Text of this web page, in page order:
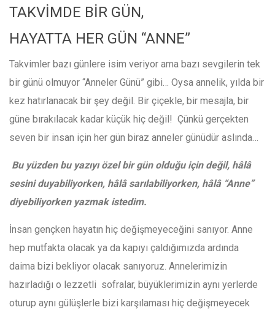
TAKVİMDE BİR GÜN,
HAYATTA HER GÜN “ANNE”
Takvimler bazı günlere isim veriyor ama bazı sevgilerin tek
bir günü olmuyor “Anneler Günü” gibi… Oysa annelik, yılda bir
kez hatırlanacak bir şey değil. Bir çiçekle, bir mesajla, bir
güne bırakılacak kadar küçük hiç değil! Çünkü gerçekten
seven bir insan için her gün biraz anneler günüdür aslında…
Bu yüzden bu yazıyı özel bir gün olduğu için değil, hâlâ
sesini duyabiliyorken, hâlâ sarılabiliyorken, hâlâ “Anne”
diyebiliyorken yazmak istedim.
İnsan gençken hayatın hiç değişmeyeceğini sanıyor. Anne
hep mutfakta olacak ya da kapıyı çaldığımızda ardında
daima bizi bekliyor olacak sanıyoruz. Annelerimizin
hazırladığı o lezzetli sofralar, büyüklerimizin aynı yerlerde
oturup aynı gülüşlerle bizi karşılaması hiç değişmeyecek